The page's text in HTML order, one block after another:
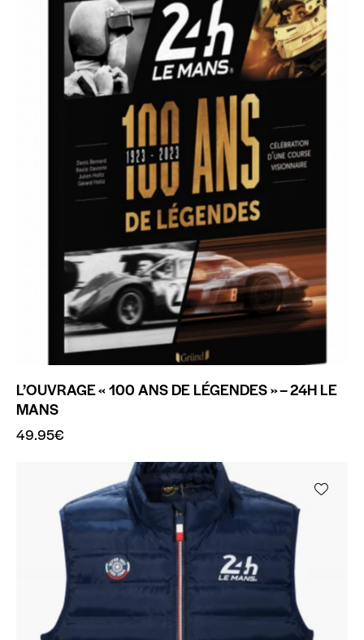
L’OUVRAGE « 100 ANS DE LÉGENDES » – 24H LE
MANS
49.95€